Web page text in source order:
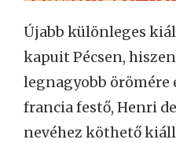
Újabb különleges
kapuit Pécsen,
legnagyobb
francia festő, Henri
nevéhez köthető